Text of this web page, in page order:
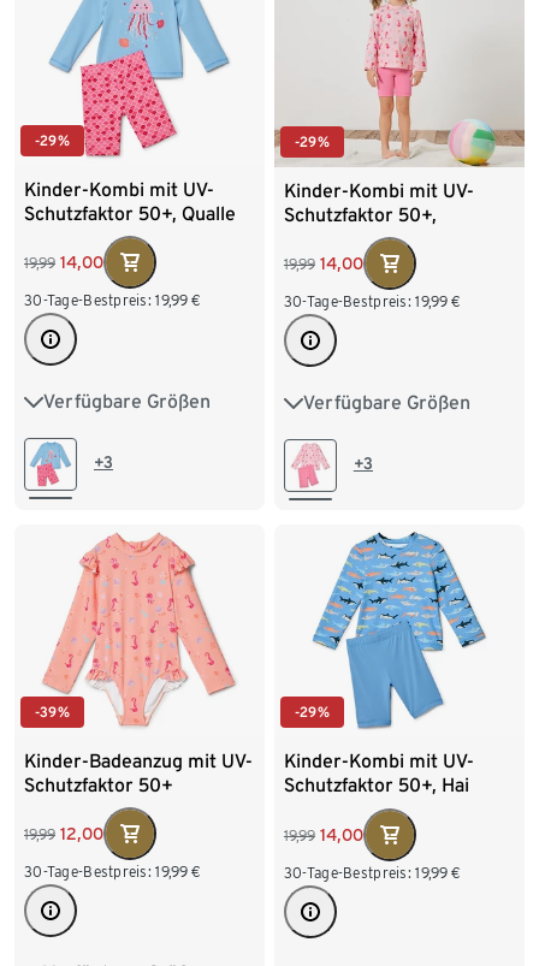
-29%
Kinder-Kombi mit UV-
Schutzfaktor 50+, Qualle
19,99 14,00
30-Tage-Bestpreis: 19,99 €
Verfügbare Größen
74/80 86/92
98/104 +3
-29%
Kinder-Kombi mit UV-
Schutzfaktor 50+,
Seepferdchen
19,99 14,00
30-Tage-Bestpreis: 19,99 €
Verfügbare Größen
74/80 86/92
98/104 +3
-39%
Kinder-Badeanzug mit UV-
Schutzfaktor 50+
19,99 12,00
30-Tage-Bestpreis: 19,99 €
-29%
Kinder-Kombi mit UV-
Schutzfaktor 50+, Hai
19,99 14,00
30-Tage-Bestpreis: 19,99 €